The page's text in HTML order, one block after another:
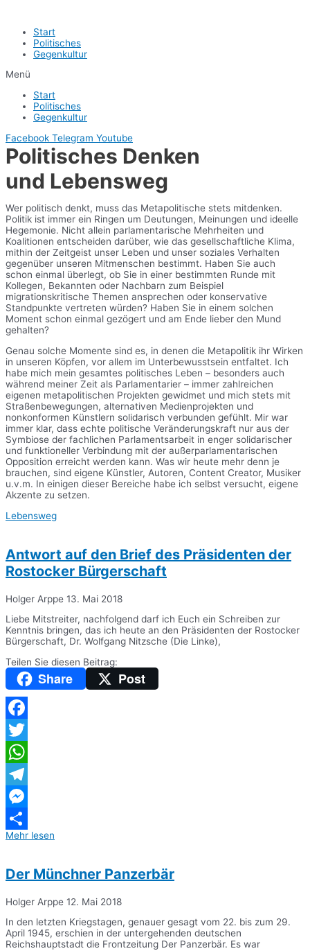
Start
Politisches
Gegenkultur
Menü
Start
Politisches
Gegenkultur
Facebook Telegram Youtube
Politisches Denken
und Lebensweg
Wer politisch denkt, muss das Metapolitische stets mitdenken.
Politik ist immer ein Ringen um Deutungen, Meinungen und ideelle
Hegemonie. Nicht allein parlamentarische Mehrheiten und
Koalitionen entscheiden darüber, wie das gesellschaftliche Klima,
mithin der Zeitgeist unser Leben und unser soziales Verhalten
gegenüber unseren Mitmenschen bestimmt. Haben Sie auch
schon einmal überlegt, ob Sie in einer bestimmten Runde mit
Kollegen, Bekannten oder Nachbarn zum Beispiel
migrationskritische Themen ansprechen oder konservative
Standpunkte vertreten würden? Haben Sie in einem solchen
Moment schon einmal gezögert und am Ende lieber den Mund
gehalten?
Genau solche Momente sind es, in denen die Metapolitik ihr Wirken
in unseren Köpfen, vor allem im Unterbewusstsein entfaltet. Ich
habe mich mein gesamtes politisches Leben – besonders auch
während meiner Zeit als Parlamentarier – immer zahlreichen
eigenen metapolitischen Projekten gewidmet und mich stets mit
Straßenbewegungen, alternativen Medienprojekten und
nonkonformen Künstlern solidarisch verbunden gefühlt. Mir war
immer klar, dass echte politische Veränderungskraft nur aus der
Symbiose der fachlichen Parlamentsarbeit in enger solidarischer
und funktioneller Verbindung mit der außerparlamentarischen
Opposition erreicht werden kann. Was wir heute mehr denn je
brauchen, sind eigene Künstler, Autoren, Content Creator, Musiker
u.v.m. In einigen dieser Bereiche habe ich selbst versucht, eigene
Akzente zu setzen.
Lebensweg
Antwort auf den Brief des Präsidenten der
Rostocker Bürgerschaft
Holger Arppe 13. Mai 2018
Liebe Mitstreiter, nachfolgend darf ich Euch ein Schreiben zur
Kenntnis bringen, das ich heute an den Präsidenten der Rostocker
Bürgerschaft, Dr. Wolfgang Nitzsche (Die Linke),
Teilen Sie diesen Beitrag:
Share Post
Facebook
Twitter
WhatsApp
Telegram
Messenger
Teilen
Mehr lesen
Der Münchner Panzerbär
Holger Arppe 12. Mai 2018
In den letzten Kriegstagen, genauer gesagt vom 22. bis zum 29.
April 1945, erschien in der untergehenden deutschen
Reichshauptstadt die Frontzeitung Der Panzerbär. Es war